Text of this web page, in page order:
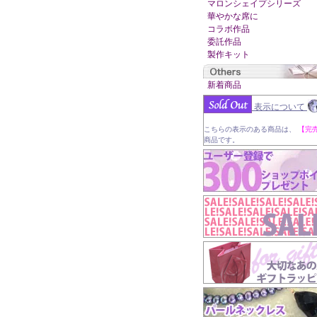
マロンシェイプシリーズ
華やかな席に
コラボ作品
委託作品
製作キット
新着商品
表示について
こちらの表示のある商品は、
【完
商品です。